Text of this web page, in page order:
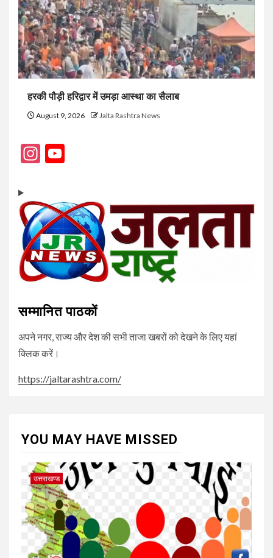
हरकी पौड़ी हरिद्वार में उमड़ा आस्था का सैलाब
August 9, 2026 Jalta Rashtra News
Instagram
सम्मानित पाठकों
अपने नगर, राज्य और देश की सभी ताजा खबरों को देखने के लिए यहां
क्लिक करें।
https://jaltarashtra.com/
YOU MAY HAVE MISSED
उत्तराखण्ड